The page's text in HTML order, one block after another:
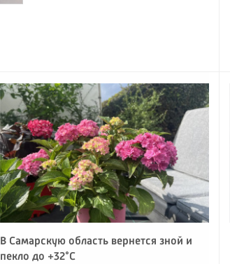
В Самарскую область вернется зной и
пекло до +32°C